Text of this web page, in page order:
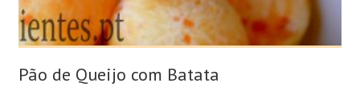
Pão de Queijo com Batata